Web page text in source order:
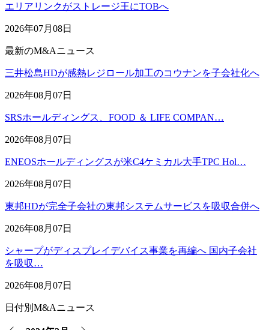
エリアリンクがストレージ王にTOBへ
2026年07月08日
最新のM&Aニュース
三井松島HDが感熱レジロール加工のコウナンを子会社化へ
2026年08月07日
SRSホールディングス、FOOD ＆ LIFE COMPAN…
2026年08月07日
ENEOSホールディングスが米C4ケミカル大手TPC Hol…
2026年08月07日
東邦HDが完全子会社の東邦システムサービスを吸収合併へ
2026年08月07日
シャープがディスプレイデバイス事業を再編へ 国内子会社
を吸収…
2026年08月07日
日付別M&Aニュース